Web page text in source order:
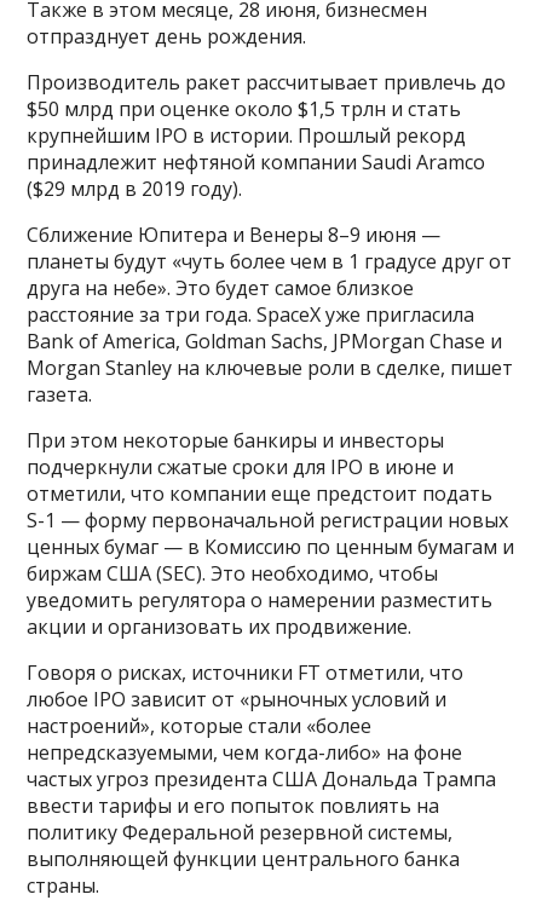
Также в этом месяце, 28 июня, бизнесмен
отпразднует день рождения.
Производитель ракет рассчитывает привлечь до
$50 млрд при оценке около $1,5 трлн и стать
крупнейшим IPO в истории. Прошлый рекорд
принадлежит нефтяной компании Saudi Aramco
($29 млрд в 2019 году).
Сближение Юпитера и Венеры 8–9 июня —
планеты будут «чуть более чем в 1 градусе друг от
друга на небе». Это будет самое близкое
расстояние за три года. SpaceX уже пригласила
Bank of America, Goldman Sachs, JPMorgan Chase и
Morgan Stanley на ключевые роли в сделке, пишет
газета.
При этом некоторые банкиры и инвесторы
подчеркнули сжатые сроки для IPO в июне и
отметили, что компании еще предстоит подать
S-1 — форму первоначальной регистрации новых
ценных бумаг — в Комиссию по ценным бумагам и
биржам США (SEC). Это необходимо, чтобы
уведомить регулятора о намерении разместить
акции и организовать их продвижение.
Говоря о рисках, источники FT отметили, что
любое IPO зависит от «рыночных условий и
настроений», которые стали «более
непредсказуемыми, чем когда-либо» на фоне
частых угроз президента США Дональда Трампа
ввести тарифы и его попыток повлиять на
политику Федеральной резервной системы,
выполняющей функции центрального банка
страны.